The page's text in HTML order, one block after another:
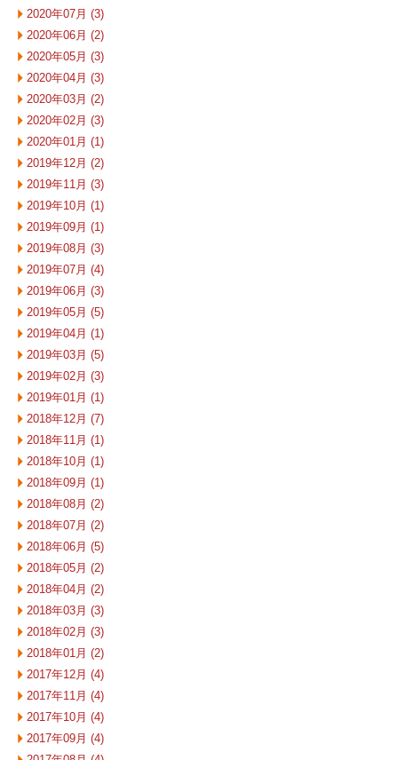
2020年07月 (3)
2020年06月 (2)
2020年05月 (3)
2020年04月 (3)
2020年03月 (2)
2020年02月 (3)
2020年01月 (1)
2019年12月 (2)
2019年11月 (3)
2019年10月 (1)
2019年09月 (1)
2019年08月 (3)
2019年07月 (4)
2019年06月 (3)
2019年05月 (5)
2019年04月 (1)
2019年03月 (5)
2019年02月 (3)
2019年01月 (1)
2018年12月 (7)
2018年11月 (1)
2018年10月 (1)
2018年09月 (1)
2018年08月 (2)
2018年07月 (2)
2018年06月 (5)
2018年05月 (2)
2018年04月 (2)
2018年03月 (3)
2018年02月 (3)
2018年01月 (2)
2017年12月 (4)
2017年11月 (4)
2017年10月 (4)
2017年09月 (4)